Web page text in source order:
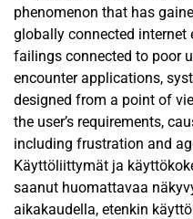
phenomenon that has
globally connected internet
failings connected to poor
encounter applications,
designed from a point of
the user’s requirements,
including frustration and
connection between
negative end user
eventually reflects upon a
Käyttöliittymät ja
saanut huomattavaa
aikakaudella, etenkin